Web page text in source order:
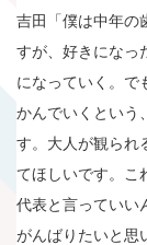
吉田「僕は中年の
すが、好きになっ
になっていく。で
かんでいくという
す。大人が観られ
てほしいです。こ
代表と言っていい
がんばりたいと思